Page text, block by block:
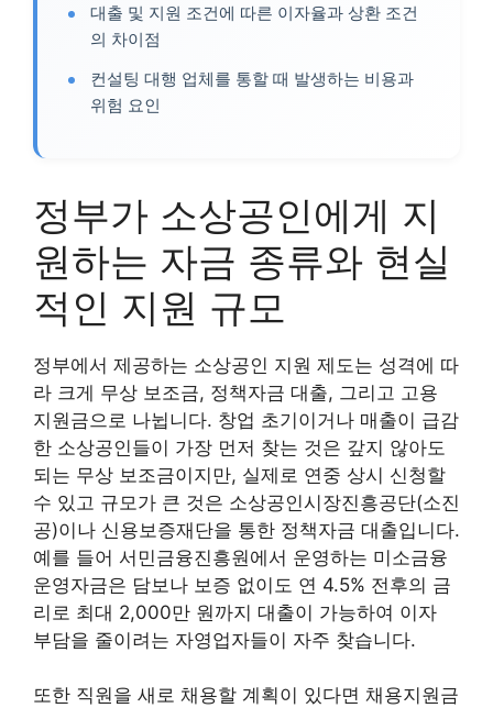
대출 및 지원 조건에 따른 이자율과 상환 조건
의 차이점
컨설팅 대행 업체를 통할 때 발생하는 비용과
위험 요인
정부가 소상공인에게 지
원하는 자금 종류와 현실
적인 지원 규모
정부에서 제공하는 소상공인 지원 제도는 성격에 따
라 크게 무상 보조금, 정책자금 대출, 그리고 고용
지원금으로 나뉩니다. 창업 초기이거나 매출이 급감
한 소상공인들이 가장 먼저 찾는 것은 갚지 않아도
되는 무상 보조금이지만, 실제로 연중 상시 신청할
수 있고 규모가 큰 것은 소상공인시장진흥공단(소진
공)이나 신용보증재단을 통한 정책자금 대출입니다.
예를 들어 서민금융진흥원에서 운영하는 미소금융
운영자금은 담보나 보증 없이도 연 4.5% 전후의 금
리로 최대 2,000만 원까지 대출이 가능하여 이자
부담을 줄이려는 자영업자들이 자주 찾습니다.
또한 직원을 새로 채용할 계획이 있다면 채용지원금